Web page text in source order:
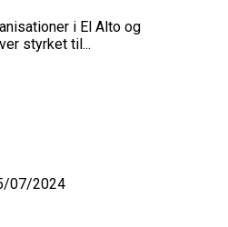
i El Alto og
styrket til...
07/2024